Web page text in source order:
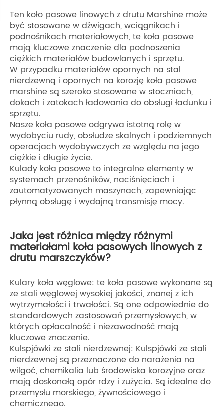
Ten koło pasowe linowych z drutu Marshine może
być stosowane w dźwigach, wciągnikach i
podnośnikach materiałowych, te koła pasowe
mają kluczowe znaczenie dla podnoszenia
ciężkich materiałów budowlanych i sprzętu.
W przypadku materiałów opornych na stal
nierdzewną i opornych na korozję koła pasowe
marshine są szeroko stosowane w stoczniach,
dokach i zatokach ładowania do obsługi ładunku i
sprzętu.
Nasze koła pasowe odgrywa istotną rolę w
wydobyciu rudy, obsłudze skalnych i podziemnych
operacjach wydobywczych ze względu na jego
ciężkie i długie życie.
Kulady koła pasowe to integralne elementy w
systemach przenośników, naciśnięciach i
zautomatyzowanych maszynach, zapewniając
płynną obsługę i wydajną transmisję mocy.
Jaka jest różnica między różnymi
materiałami koła pasowych linowych z
drutu marszczyków?
Kulary koła węglowe: te koła pasowe wykonane są
ze stali węglowej wysokiej jakości, znanej z ich
wytrzymałości i trwałości. Są one odpowiednie do
standardowych zastosowań przemysłowych, w
których opłacalność i niezawodność mają
kluczowe znaczenie.
Kulspjówki ze stali nierdzewnej: Kulspjówki ze stali
nierdzewnej są przeznaczone do narażenia na
wilgoć, chemikalia lub środowiska korozyjne oraz
mają doskonałą opór rdzy i zużycia. Są idealne do
przemysłu morskiego, żywnościowego i